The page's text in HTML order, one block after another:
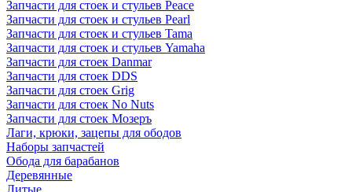
Запчасти для стоек и стульев Peace
Запчасти для стоек и стульев Pearl
Запчасти для стоек и стульев Tama
Запчасти для стоек и стульев Yamaha
Запчасти для стоек Danmar
Запчасти для стоек DDS
Запчасти для стоек Grig
Запчасти для стоек No Nuts
Запчасти для стоек Мозеръ
Лаги, крюки, зацепы для ободов
Наборы запчастей
Обода для барабанов
Деревянные
Литые